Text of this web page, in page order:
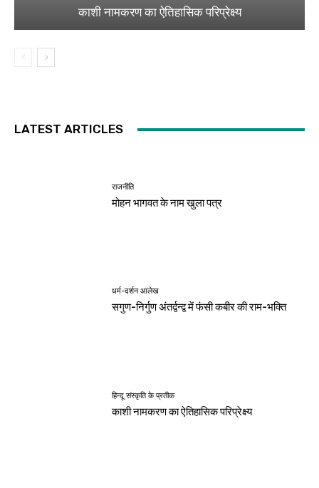
काशी नामकरण का ऐतिहासिक परिप्रेक्ष्य
LATEST ARTICLES
राजनीति
मोहन भागवत के नाम खुला पत्र
धर्म-दर्शन आलेख
सगुण-निर्गुण अंतर्द्वन्द्व में फंसी कबीर की राम-भक्ति
हिन्दू संस्कृति के प्रतीक
काशी नामकरण का ऐतिहासिक परिप्रेक्ष्य